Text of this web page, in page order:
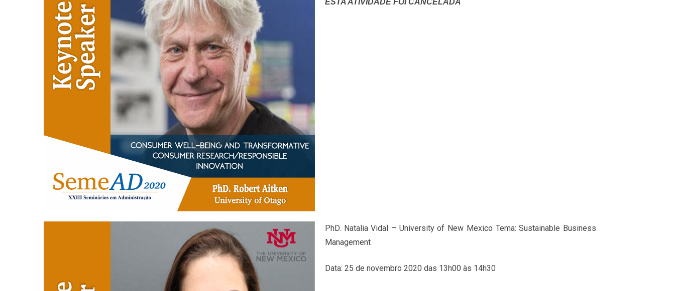
ESTA ATIVIDADE FOI CANCELADA
PhD. Natalia Vidal – University of New Mexico Tema: Sustainable Business
Management
Data: 25 de novembro 2020 das 13h00 às 14h30